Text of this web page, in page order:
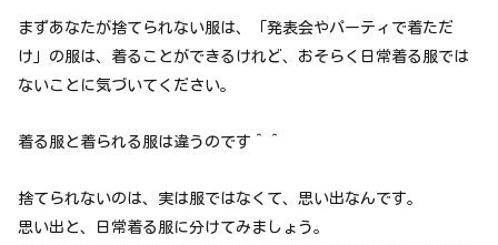
まずあなたが捨てられない服は、「発表会やパーティで着ただ
け」の服は、着ることができるけれど、おそらく日常着る服では
ないことに気づいてください。
着る服と着られる服は違うのです＾＾
捨てられないのは、実は服ではなくて、思い出なんです。
思い出と、日常着る服に分けてみましょう。